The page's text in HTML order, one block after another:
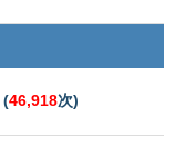
(46,918次)